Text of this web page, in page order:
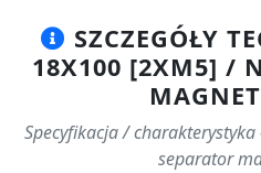
SZCZEGÓŁY
18X100 [2XM5] /
Specyfikacja /
separator